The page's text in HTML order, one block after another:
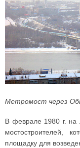
Метромост через
В феврале 1980 г. на
мостостроителей,
площадку для